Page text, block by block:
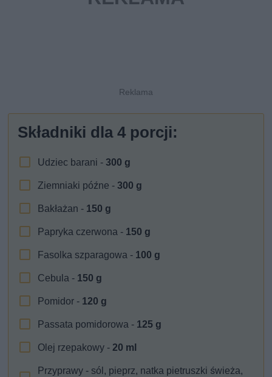
Składniki dla4 porcji:
Udziec barani -300 g
Ziemniaki późne -300 g
Bakłażan - 150 g
Papryka czerwona - 150 g
Fasolka szparagowa - 100 g
Cebula - 150 g
Pomidor - 120 g
Passata pomidorowa - 125 g
Olej rzepakowy -20 ml
Przyprawy - sól, pieprz, natka pietruszki świeża,